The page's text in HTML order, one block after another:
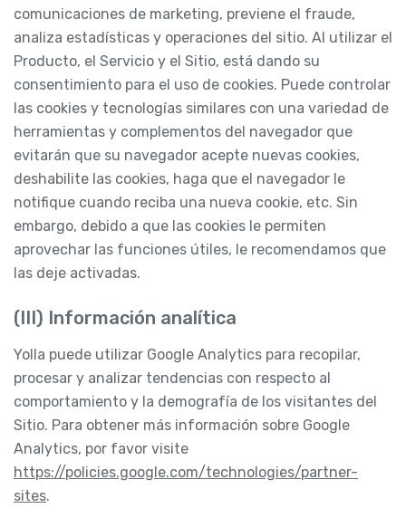
comunicaciones de marketing, previene el fraude,
analiza estadísticas y operaciones del sitio. Al utilizar el
Producto, el Servicio y el Sitio, está dando su
consentimiento para el uso de cookies. Puede controlar
las cookies y tecnologías similares con una variedad de
herramientas y complementos del navegador que
evitarán que su navegador acepte nuevas cookies,
deshabilite las cookies, haga que el navegador le
notifique cuando reciba una nueva cookie, etc. Sin
embargo, debido a que las cookies le permiten
aprovechar las funciones útiles, le recomendamos que
las deje activadas.
(III) Información analítica
Yolla puede utilizar Google Analytics para recopilar,
procesar y analizar tendencias con respecto al
comportamiento y la demografía de los visitantes del
Sitio. Para obtener más información sobre Google
Analytics, por favor visite
https://policies.google.com/technologies/partner-
sites.